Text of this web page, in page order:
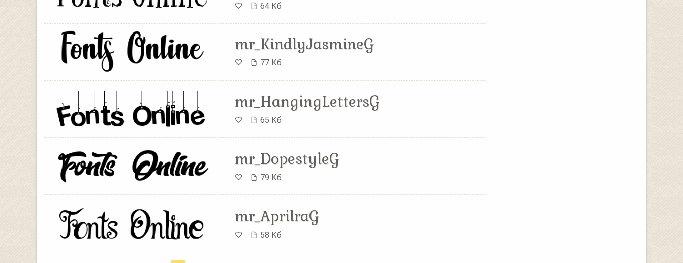
64 Кб
mr_KindlyJasmineG
77 Кб
mr_HangingLettersG
65 Кб
mr_DopestyleG
79 Кб
mr_AprilraG
58 Кб